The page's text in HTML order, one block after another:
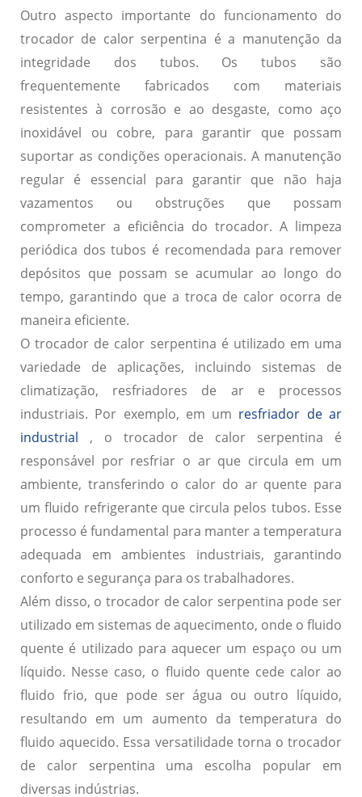
Outro aspecto importante do funcionamento do
trocador de calor serpentina é a manutenção da
integridade dos tubos. Os tubos são
frequentemente fabricados com materiais
resistentes à corrosão e ao desgaste, como aço
inoxidável ou cobre, para garantir que possam
suportar as condições operacionais. A manutenção
regular é essencial para garantir que não haja
vazamentos ou obstruções que possam
comprometer a eficiência do trocador. A limpeza
periódica dos tubos é recomendada para remover
depósitos que possam se acumular ao longo do
tempo, garantindo que a troca de calor ocorra de
maneira eficiente.
O trocador de calor serpentina é utilizado em uma
variedade de aplicações, incluindo sistemas de
climatização, resfriadores de ar e processos
industriais. Por exemplo, em um resfriador de ar
industrial , o trocador de calor serpentina é
responsável por resfriar o ar que circula em um
ambiente, transferindo o calor do ar quente para
um fluido refrigerante que circula pelos tubos. Esse
processo é fundamental para manter a temperatura
adequada em ambientes industriais, garantindo
conforto e segurança para os trabalhadores.
Além disso, o trocador de calor serpentina pode ser
utilizado em sistemas de aquecimento, onde o fluido
quente é utilizado para aquecer um espaço ou um
líquido. Nesse caso, o fluido quente cede calor ao
fluido frio, que pode ser água ou outro líquido,
resultando em um aumento da temperatura do
fluido aquecido. Essa versatilidade torna o trocador
de calor serpentina uma escolha popular em
diversas indústrias.